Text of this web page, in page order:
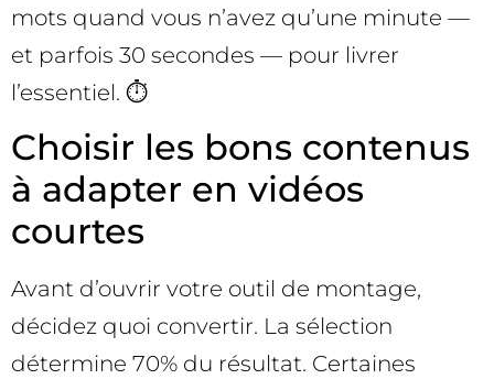
mots quand vous n’avez qu’une minute —
et parfois 30 secondes — pour livrer
l’essentiel. ⏱️
Choisir les bons contenus
à adapter en vidéos
courtes
Avant d’ouvrir votre outil de montage,
décidez quoi convertir. La sélection
détermine 70% du résultat. Certaines